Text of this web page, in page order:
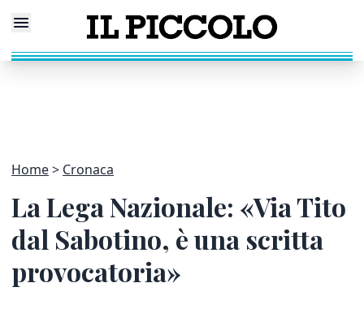
Home Cronaca
La Lega Nazionale: «Via Tito
dal Sabotino, è una scritta
provocatoria»